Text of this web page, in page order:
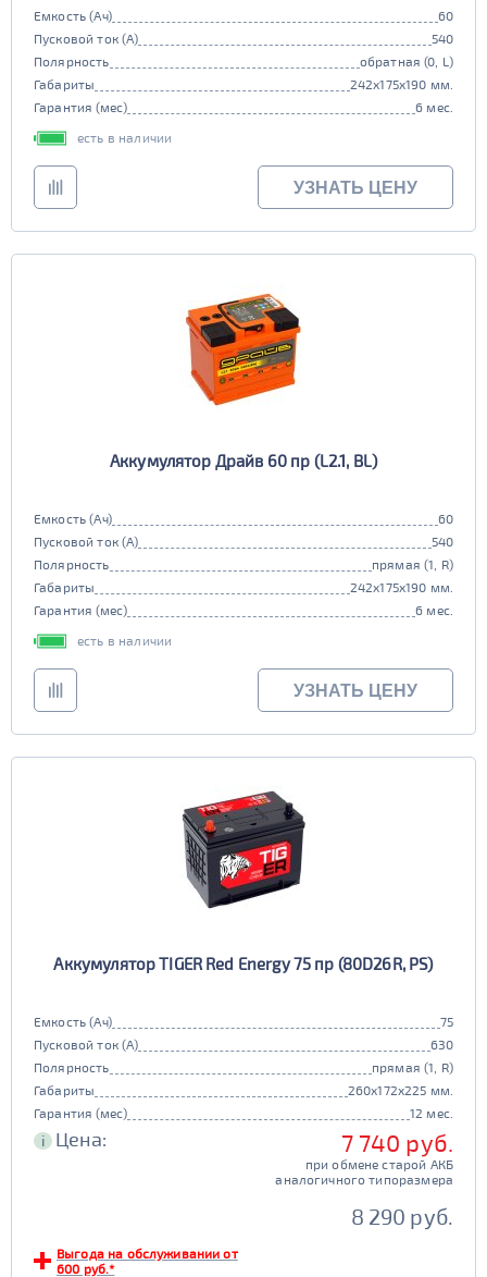
Емкость (Ач)
60
Пусковой ток (А)
540
Полярность
обратная (0, L)
Габариты
242x175x190 мм.
Гарантия (мес)
6 мес.
есть в наличии
УЗНАТЬ ЦЕНУ
Аккумулятор Драйв 60 пр (L2.1, BL)
Емкость (Ач)
60
Пусковой ток (А)
540
Полярность
прямая (1, R)
Габариты
242x175x190 мм.
Гарантия (мес)
6 мес.
есть в наличии
УЗНАТЬ ЦЕНУ
Аккумулятор TIGER Red Energy 75 пр (80D26R, PS)
Емкость (Ач)
75
Пусковой ток (А)
630
Полярность
прямая (1, R)
Габариты
260x172x225 мм.
Гарантия (мес)
12 мес.
i Цена: 7 740 руб.
при обмене старой АКБ
аналогичного типоразмера
8 290 руб.
Выгода на обслуживании от
600 руб.*